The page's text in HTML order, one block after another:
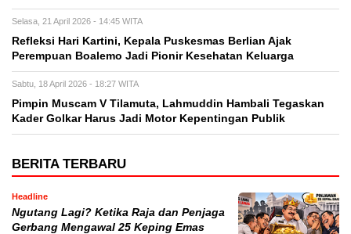
Selasa, 21 April 2026 - 14:45 WITA
Refleksi Hari Kartini, Kepala Puskesmas Berlian Ajak
Perempuan Boalemo Jadi Pionir Kesehatan Keluarga
Sabtu, 18 April 2026 - 18:27 WITA
Pimpin Muscam V Tilamuta, Lahmuddin Hambali Tegaskan
Kader Golkar Harus Jadi Motor Kepentingan Publik
BERITA TERBARU
Headline
Ngutang Lagi? Ketika Raja dan Penjaga
Gerbang Mengawal 25 Keping Emas